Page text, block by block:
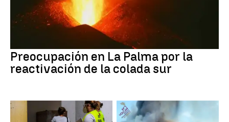
Preocupación en La Palma por la
reactivación de la colada sur